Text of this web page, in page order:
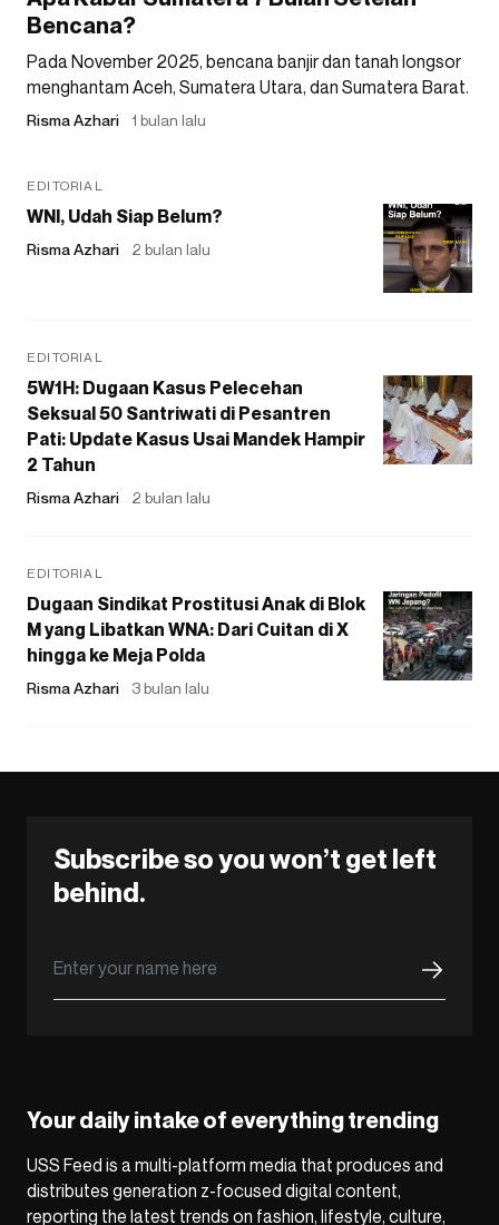
Bencana?
Pada November 2025, bencana banjir dan tanah longsor
menghantam Aceh, Sumatera Utara, dan Sumatera Barat.
Risma Azhari 1 bulan lalu
EDITORIAL
WNI, Udah Siap Belum?
Risma Azhari 2 bulan lalu
EDITORIAL
5W1H: Dugaan Kasus Pelecehan
Seksual 50 Santriwati di Pesantren
Pati: Update Kasus Usai Mandek Hampir
2 Tahun
Risma Azhari 2 bulan lalu
EDITORIAL
Dugaan Sindikat Prostitusi Anak di Blok
M yang Libatkan WNA: Dari Cuitan di X
hingga ke Meja Polda
Risma Azhari 3 bulan lalu
Subscribe so you won’t get left
behind.
Your daily intake of everything trending
USS Feed is a multi-platform media that produces and
distributes generation z-focused digital content,
reporting the latest trends on fashion, lifestyle, culture,